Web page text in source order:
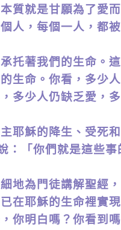
質就是甘願為了愛
人，每個一人，都
著我們的生命。這
生命。你看，多少
多少人仍缺乏愛，
穌的降生、受死和
「你們就是這些事
為門徒講解聖經，
在耶穌的生命裡實現
明白嗎？你看到嗎